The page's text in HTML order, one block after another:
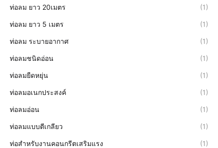
ท่อลม ยาว 20เมตร (1)
ท่อลม ยาว 5 เมตร (1)
ท่อลม ระบายอากาศ (1)
ท่อลมชนิดอ่อน (1)
ท่อลมยืดหยุ่น (1)
ท่อลมอเนกประสงค์ (1)
ท่อลมอ่อน (1)
ท่อลมแบบตีเกลียว (1)
ท่อสำหรับงานคอนกรีตเสริมแรง (1)